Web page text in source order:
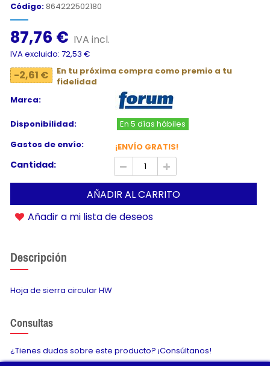
Código: 864222502180
87,76 € IVA incl.
IVA excluido: 72,53 €
-2,61 €
En tu próxima compra como premio a tu
fidelidad
Marca:
Disponibilidad:
En 5 días hábiles
Gastos de envío:
¡ENVÍO GRATIS!
Cantidad:
AÑADIR AL CARRITO
Añadir a mi lista de deseos
Descripción
Hoja de sierra circular HW
Consultas
¿Tienes dudas sobre este producto? ¡Consúltanos!